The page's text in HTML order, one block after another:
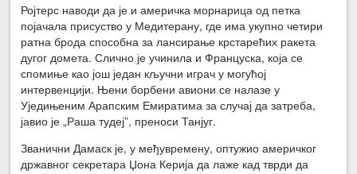
Ројтерс наводи да је и америчка морнарица од петка
појачала присуство у Медитерану, где има укупно четири
ратна брода способна за лансирање крстарећих ракета
дугог домета. Слично је учинила и Француска, која се
спомиње као још један кључни играч у могућој
интервенцији. Њени борбени авиони се налазе у
Уједињеним Арапским Емиратима за случај да затреба,
јавио је „Раша тудеј”, преноси Танјуг.
Званични Дамаск је, у међувремену, оптужио америчког
државног секретара Џона Керија да лаже кад тврди да